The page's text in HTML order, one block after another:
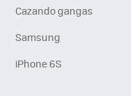
Cazando gangas
Samsung
iPhone 6S